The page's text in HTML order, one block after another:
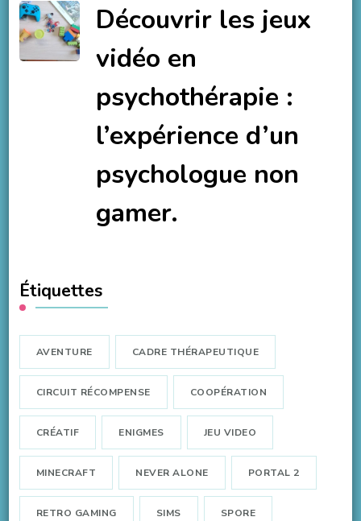
Découvrir les jeux
vidéo en
psychothérapie :
l’expérience d’un
psychologue non
gamer.
Étiquettes
AVENTURE CADRE THÉRAPEUTIQUE
CIRCUIT RÉCOMPENSE COOPÉRATION
CRÉATIF ENIGMES JEU VIDEO
MINECRAFT NEVER ALONE PORTAL 2
RETRO GAMING SIMS SPORE